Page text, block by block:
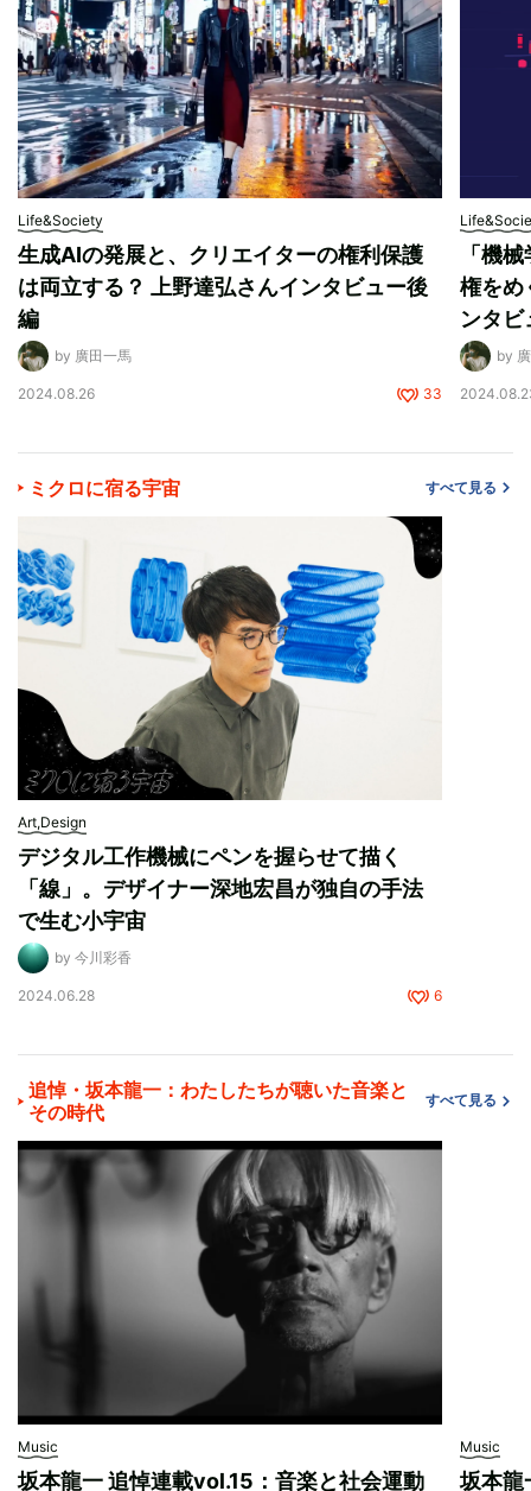
Life&Society
生成AIの発展と、クリエイターの権利保護
は両立する？ 上野達弘さんインタビュー後
編
by 廣田一馬
2024.08.26 33
「機
権をめ
ンタビ
by
ミクロに宿る宇宙 すべて見る
Art,Design
デジタル工作機械にペンを握らせて描く
「線」。デザイナー深地宏昌が独自の手法
で生む小宇宙
by 今川彩香
2024.06.28 6
追悼・坂本龍一：わたしたちが聴いた音楽と
その時代
すべて見る
Music
坂本龍一 追悼連載vol.15：音楽と社会運動
Music
坂本龍